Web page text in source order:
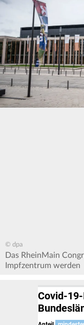
© dpa
Das RheinMain
Impfzentrum werden